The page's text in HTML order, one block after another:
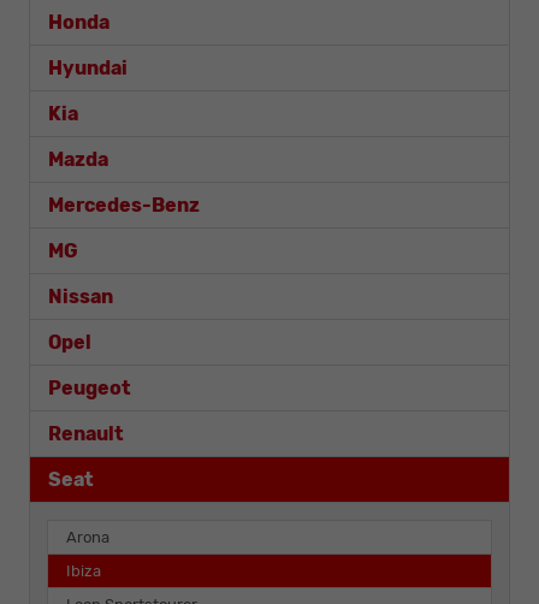
Honda
Hyundai
Kia
Mazda
Mercedes-Benz
MG
Nissan
Opel
Peugeot
Renault
Seat
Arona
Ibiza